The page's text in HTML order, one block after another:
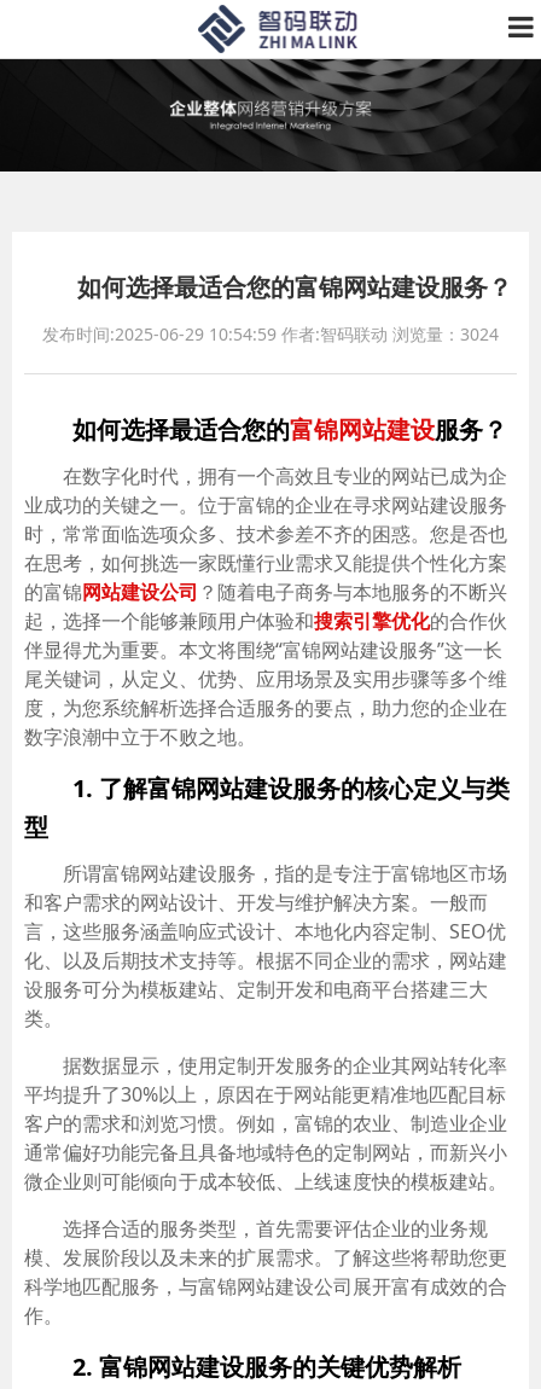
如何选择最适合您的富锦网站建设服务？
发布时间:2025-06-29 10:54:59 作者:智码联动 浏览量：3024
如何选择最适合您的富锦网站建设服务？
在数字化时代，拥有一个高效且专业的网站已成为企
业成功的关键之一。位于富锦的企业在寻求网站建设服务
时，常常面临选项众多、技术参差不齐的困惑。您是否也
在思考，如何挑选一家既懂行业需求又能提供个性化方案
的富锦网站建设公司 ？随着电子商务与本地服务的不断兴
起，选择一个能够兼顾用户体验和搜索引擎优化的合作伙
伴显得尤为重要。本文将围绕“富锦网站建设服务”这一长
尾关键词，从定义、优势、应用场景及实用步骤等多个维
度，为您系统解析选择合适服务的要点，助力您的企业在
数字浪潮中立于不败之地。
1. 了解富锦网站建设服务的核心定义与类
型
所谓富锦网站建设服务，指的是专注于富锦地区市场
和客户需求的网站设计、开发与维护解决方案。一般而
言，这些服务涵盖响应式设计、本地化内容定制、SEO优
化、以及后期技术支持等。根据不同企业的需求，网站建
设服务可分为模板建站、定制开发和电商平台搭建三大
类。
据数据显示，使用定制开发服务的企业其网站转化率
平均提升了30%以上，原因在于网站能更精准地匹配目标
客户的需求和浏览习惯。例如，富锦的农业、制造业企业
通常偏好功能完备且具备地域特色的定制网站，而新兴小
微企业则可能倾向于成本较低、上线速度快的模板建站。
选择合适的服务类型，首先需要评估企业的业务规
模、发展阶段以及未来的扩展需求。了解这些将帮助您更
科学地匹配服务，与富锦网站建设公司展开富有成效的合
作。
2. 富锦网站建设服务的关键优势解析